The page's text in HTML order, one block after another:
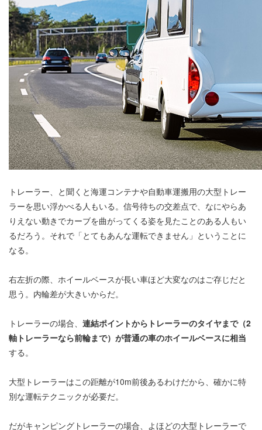
トレーラー、と聞くと海運コンテナや自動車運搬用の大型トレー
ラーを思い浮かべる人もいる。信号待ちの交差点で、なにやらあ
りえない動きでカーブを曲がってくる姿を見たことのある人もい
るだろう。それで「とてもあんな運転できません」ということに
なる。
右左折の際、ホイールベースが長い車ほど大変なのはご存じだと
思う。内輪差が大きいからだ。
トレーラーの場合、 連結ポイントからトレーラーのタイヤまで（2
軸トレーラーなら前輪まで）が普通の車のホイールベースに相当
する。
大型トレーラーはこの距離が10m前後あるわけだから、確かに特
別な運転テクニックが必要だ。
だがキャンピングトレーラーの場合、よほどの大型トレーラーで